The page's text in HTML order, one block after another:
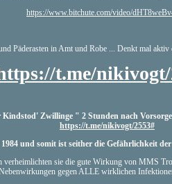
https://www.bitchute.com/video/
Päderasten in Amt und Robe ... Denkt mal aktiv
t.me/nikivogt/
Zwillinge " 2 Stunden nach
https://t.me/nikivogt/2553#
und somit ist seither die Gefährlichkeit
sie die gute Wirkung von MMS
gegen ALLE wirklichen